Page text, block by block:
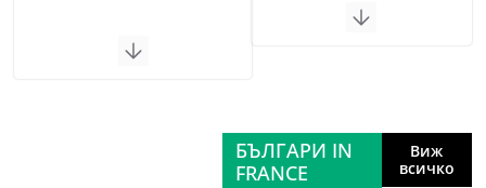
БЪЛГАРИ IN
FRANCE
Виж
всичко